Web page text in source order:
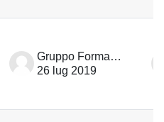
Gruppo Formazione
26 lug 2019